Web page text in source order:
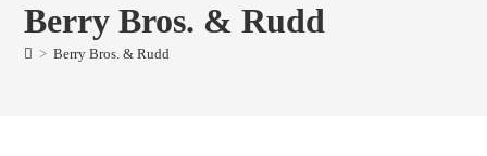
Berry Bros. & Rudd
> Berry Bros. & Rudd